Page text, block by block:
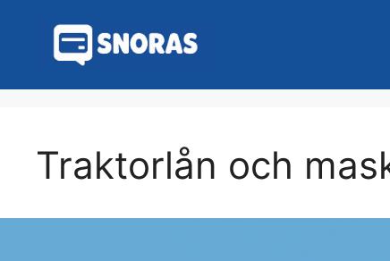
innehåll
Traktorlån och